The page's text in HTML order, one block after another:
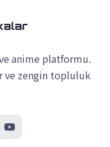
anime platformu.
ve zengin topluluk